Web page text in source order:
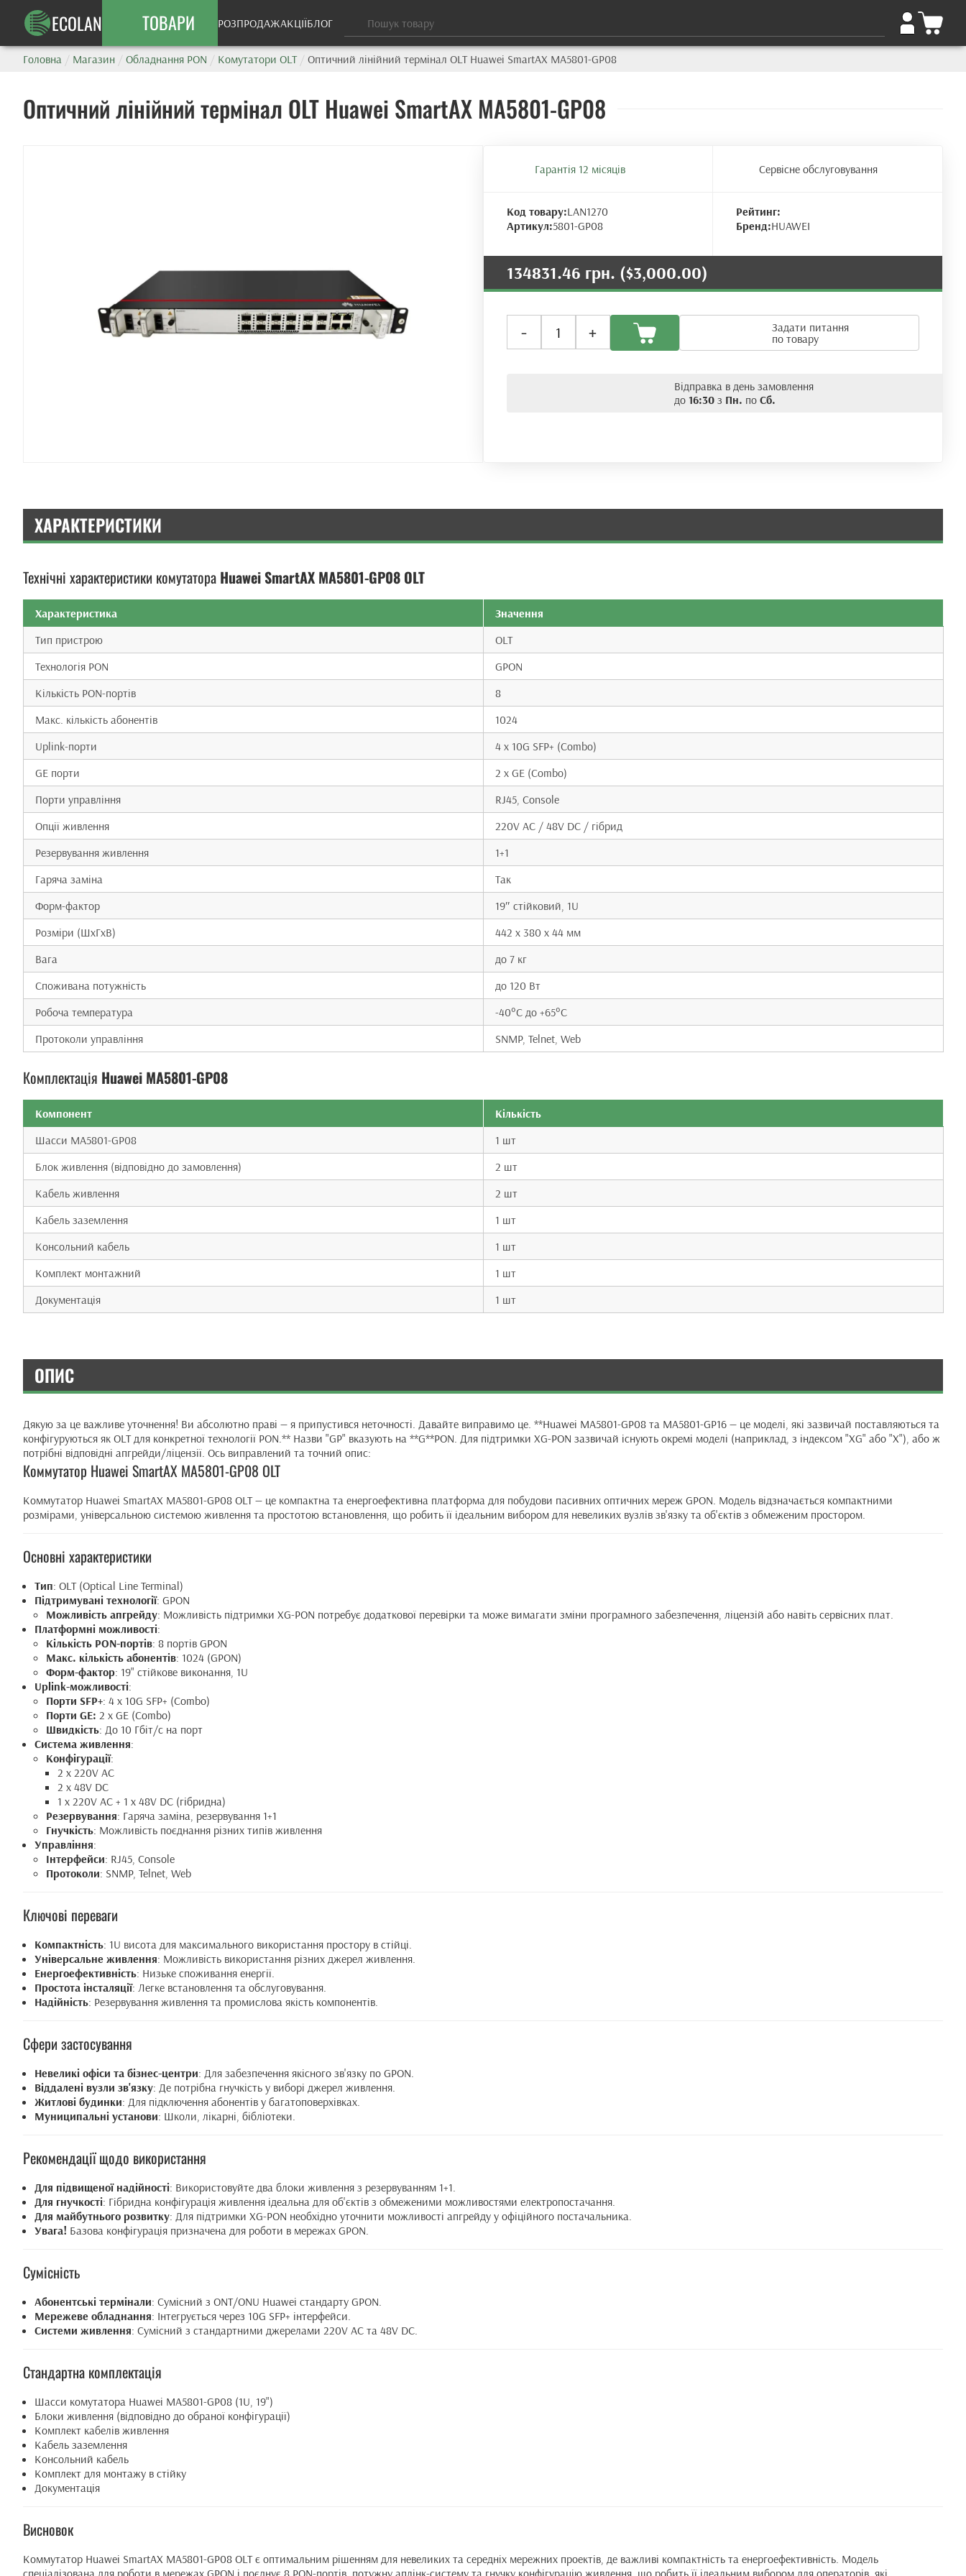
ECOLAN ТОВАРИ РОЗПРОДАЖАКЦІЇБЛОГ
Головна / Магазин / Обладнання PON / Комутатори OLT / Оптичний лінійний термінал OLT Huawei SmartAX MA5801-GP08
Оптичний лінійний термінал OLT Huawei SmartAX MA5801-GP08
Гарантія 12 місяців Сервісне обслуговування
Код товару:LAN1270
Артикул:5801-GP08
Рейтинг:
Бренд:HUAWEI
134831.46 грн. ($3,000.00)
-
лінійний
термінал
+
Задати питання
по товару
Відправка в день замовлення
до16:30 з Пн. поСб.
ХАРАКТЕРИСТИКИ
Технічні характеристики комутатора Huawei SmartAX MA5801-GP08 OLT
Характеристика
Значення
Тип пристрою
OLT
Технологія PON
GPON
Кількість PON-портів
8
Макс. кількість абонентів
1024
Uplink-порти
4 x 10G SFP+ (Combo)
GE порти
2 x GE (Combo)
Порти управління
RJ45, Console
Опції живлення
220V AC / 48V DC / гібрид
Резервування живлення
1+1
Гаряча заміна
Так
Форм-фактор
19″ стійковий, 1U
Розміри (ШxГxВ)
442 x 380 x 44 мм
Вага
до 7 кг
Споживана потужність
до 120 Вт
Робоча температура
-40°C до +65°C
Протоколи управління
SNMP, Telnet, Web
Комплектація Huawei MA5801-GP08
Компонент
Кількість
Шасси MA5801-GP08
1 шт
Блок живлення (відповідно до замовлення)
2 шт
Кабель живлення
2 шт
Кабель заземлення
1 шт
Консольний кабель
1 шт
Комплект монтажний
1 шт
Документація
1 шт
ОПИС
Дякую за це важливе уточнення! Ви абсолютно праві — я припустився неточності. Давайте виправимо це. **Huawei MA5801-GP08 та MA5801-GP16 — це моделі, які зазвичай поставляються та
конфігуруються як OLT для конкретної технології PON.** Назви "GP" вказують на **G**PON. Для підтримки XG-PON зазвичай існують окремі моделі (наприклад, з індексом "XG" або "X"), або ж
потрібні відповідні апгрейди/ліцензії. Ось виправлений та точний опис:
Коммутатор Huawei SmartAX MA5801-GP08 OLT
Коммутатор Huawei SmartAX MA5801-GP08 OLT — це компактна та енергоефективна платформа для побудови пасивних оптичних мереж GPON. Модель відзначається компактними
розмірами, універсальною системою живлення та простотою встановлення, що робить її ідеальним вибором для невеликих вузлів зв'язку та об'єктів з обмеженим простором.
Основні характеристики
Тип: OLT (Optical Line Terminal)
Підтримувані технології: GPON
Можливість апгрейду: Можливість підтримки XG-PON потребує додаткової перевірки та може вимагати зміни програмного забезпечення, ліцензій або навіть сервісних плат.
Платформні можливості:
Кількість PON-портів: 8 портів GPON
Макс. кількість абонентів: 1024 (GPON)
Форм-фактор: 19" стійкове виконання, 1U
Uplink-можливості:
Порти SFP+: 4 x 10G SFP+ (Combo)
Порти GE: 2 x GE (Combo)
Швидкість: До 10 Гбіт/с на порт
Система живлення:
Конфігурації:
2 x 220V AC
2 x 48V DC
1 x 220V AC + 1 x 48V DC (гібридна)
Резервування: Гаряча заміна, резервування 1+1
Гнучкість: Можливість поєднання різних типів живлення
Управління:
Інтерфейси: RJ45, Console
Протоколи: SNMP, Telnet, Web
Ключові переваги
Компактність: 1U висота для максимального використання простору в стійці.
Універсальне живлення: Можливість використання різних джерел живлення.
Енергоефективність: Низьке споживання енергії.
Простота інсталяції: Легке встановлення та обслуговування.
Надійність: Резервування живлення та промислова якість компонентів.
Сфери застосування
Невеликі офіси та бізнес-центри: Для забезпечення якісного зв'язку по GPON.
Віддалені вузли зв'язку: Де потрібна гнучкість у виборі джерел живлення.
Житлові будинки: Для підключення абонентів у багатоповерхівках.
Муниципальні установи: Школи, лікарні, бібліотеки.
Рекомендації щодо використання
Для підвищеної надійності: Використовуйте два блоки живлення з резервуванням 1+1.
Для гнучкості: Гібридна конфігурація живлення ідеальна для об'єктів з обмеженими можливостями електропостачання.
Для майбутнього розвитку: Для підтримки XG-PON необхідно уточнити можливості апгрейду у офіційного постачальника.
Увага! Базова конфігурація призначена для роботи в мережах GPON.
Сумісність
Абонентські термінали: Сумісний з ONT/ONU Huawei стандарту GPON.
Мережеве обладнання: Інтегрується через 10G SFP+ інтерфейси.
Системи живлення: Сумісний з стандартними джерелами 220V AC та 48V DC.
Стандартна комплектація
Шасси комутатора Huawei MA5801-GP08 (1U, 19")
Блоки живлення (відповідно до обраної конфігурації)
Комплект кабелів живлення
Кабель заземлення
Консольний кабель
Комплект для монтажу в стійку
Документація
Висновок
Коммутатор Huawei SmartAX MA5801-GP08 OLT є оптимальним рішенням для невеликих та середніх мережних проектів, де важливі компактність та енергоефективність. Модель
спеціалізована для роботи в мережах GPON і поєднує 8 PON-портів, потужну аплінк-систему та гнучку конфігурацію живлення, що робить її ідеальним вибором для операторів, які